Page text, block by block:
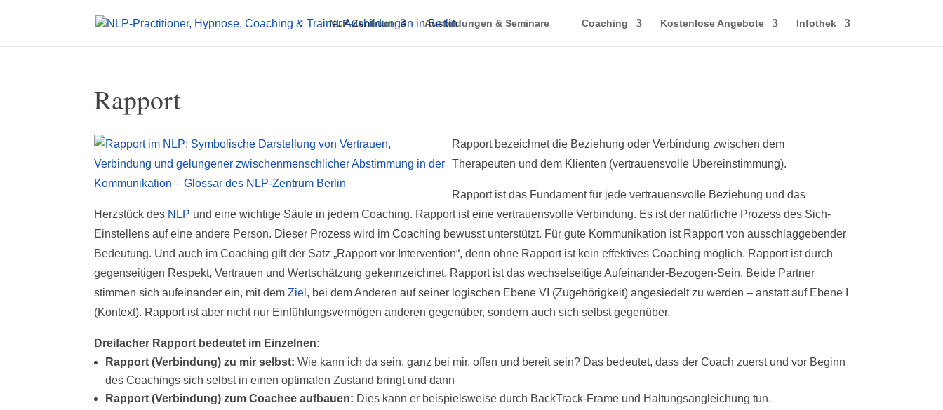
NLP-Zentrum Ausbildungen & Seminare Coaching Kostenlose Angebote Infothek
Rapport
Rapport bezeichnet die Beziehung oder Verbindung zwischen dem
Therapeuten und dem Klienten (vertrauensvolle Übereinstimmung).
Rapport ist das Fundament für jede vertrauensvolle Beziehung und das
Herzstück des NLP und eine wichtige Säule in jedem Coaching. Rapport ist eine vertrauensvolle Verbindung. Es ist der natürliche Prozess des Sich-
Einstellens auf eine andere Person. Dieser Prozess wird im Coaching bewusst unterstützt. Für gute Kommunikation ist Rapport von ausschlaggebender
Bedeutung. Und auch im Coaching gilt der Satz „Rapport vor Intervention“, denn ohne Rapport ist kein effektives Coaching möglich. Rapport ist durch
gegenseitigen Respekt, Vertrauen und Wertschätzung gekennzeichnet. Rapport ist das wechselseitige Aufeinander-Bezogen-Sein. Beide Partner
stimmen sich aufeinander ein, mit demZiel , bei dem Anderen auf seiner logischen Ebene VI (Zugehörigkeit) angesiedelt zu werden – anstatt auf Ebene I
(Kontext). Rapport ist aber nicht nur Einfühlungsvermögen anderen gegenüber, sondern auch sich selbst gegenüber.
Dreifacher Rapport bedeutet im Einzelnen:
Rapport (Verbindung) zu mir selbst: Wie kann ich da sein, ganz bei mir, offen und bereit sein? Das bedeutet, dass der Coach zuerst und vor Beginn
des Coachings sich selbst in einen optimalen Zustand bringt und dann
Rapport (Verbindung) zum Coachee aufbauen: Dies kann er beispielsweise durch BackTrack-Frame und Haltungsangleichung tun.